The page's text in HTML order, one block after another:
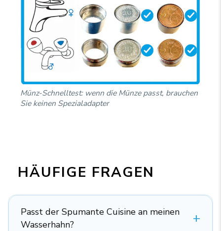
Münz-Schnelltest: wenn die Münze passt, brauchen
Sie keinen Spezialadapter
HÄUFIGE FRAGEN
Passt der Spumante Cuisine an meinen
Wasserhahn?